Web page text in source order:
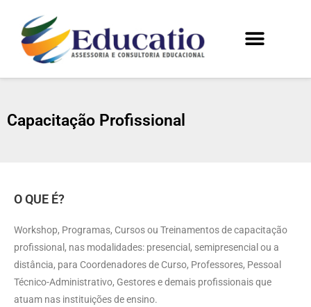
Capacitação Profissional
O QUE É?
Workshop, Programas, Cursos ou Treinamentos de capacitação
profissional, nas modalidades: presencial, semipresencial ou a
distância, para Coordenadores de Curso, Professores, Pessoal
Técnico-Administrativo, Gestores e demais profissionais que
atuam nas instituições de ensino.